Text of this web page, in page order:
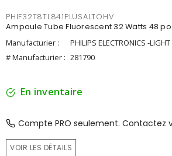
PHIF32T8TL841PLUSALTOHV
Ampoule Tube Fluorescent 32 Watts 48 po
Manufacturier :
PHILIPS ELECTRONICS -LIGHT
# Manufacturier : 281790
En inventaire
Compte PRO seulement. Contactez
VOIR LES DÉTAILS